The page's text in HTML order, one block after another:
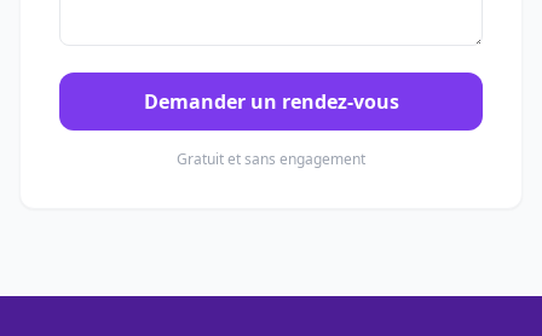
Demander un rendez-vous
Gratuit et sans engagement